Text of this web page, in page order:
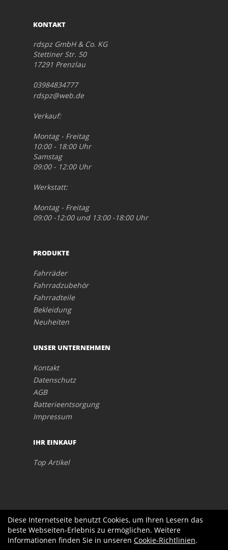
KONTAKT
rdspz GmbH & Co. KG
Stettiner Str. 50
17291 Prenzlau
03984834777
rdspz@web.de
Verkauf:
Montag - Freitag
10:00 - 18:00 Uhr
Samstag
09:00 - 12:00 Uhr
Werkstatt:
Montag - Freitag
09:00 -12:00 und 13:00 -18:00 Uhr
PRODUKTE
Fahrräder
Fahrradzubehör
Fahrradteile
Bekleidung
Neuheiten
UNSER UNTERNEHMEN
Kontakt
Datenschutz
AGB
Batterieentsorgung
Impressum
IHR EINKAUF
Top Artikel
Diese Internetseite benutzt Cookies, um Ihren Lesern das
beste Webseiten-Erlebnis zu ermöglichen. Weitere
Informationen finden Sie in unseren Cookie-Richtlinien.